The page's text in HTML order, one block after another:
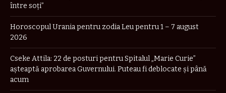
între soți”
Horoscopul Urania pentru zodia Leu pentru 1 – 7 august
2026
Cseke Attila: 22 de posturi pentru Spitalul „Marie Curie”
așteaptă aprobarea Guvernului. Puteau fi deblocate și până
acum